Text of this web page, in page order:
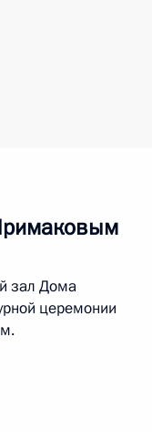
зал Дома
церемонии